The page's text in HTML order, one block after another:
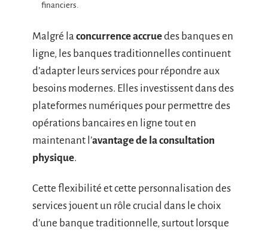
financiers.
Malgré la concurrence accruedes banques en
ligne, les banques traditionnelles continuent
d’adapter leurs services pour répondre aux
besoins modernes. Elles investissent dans des
plateformes numériques pour permettre des
opérations bancaires en ligne tout en
maintenant l’avantage de la consultation
physique.
Cette flexibilité et cette personnalisation des
services jouent un rôle crucial dans le choix
d’une banque traditionnelle, surtout lorsque